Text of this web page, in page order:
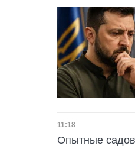
Дата публикации
11:18
Опытные